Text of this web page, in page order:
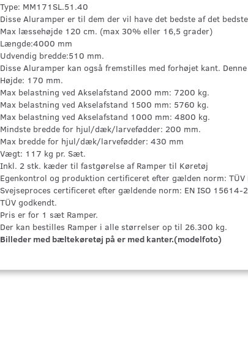
Type: MM171SL.51.40
Disse Aluramper er til dem der vil have det bedste af det
Max læssehøjde 120 cm. (max 30% eller 16,5 grader)
Længde:4000 mm
Udvendig bredde:510 mm.
Disse Aluramper kan også fremstilles med forhøjet kant.
Højde: 170 mm.
Max belastning ved Akselafstand 2000 mm: 7200 kg.
Max belastning ved Akselafstand 1500 mm: 5760 kg.
Max belastning ved Akselafstand 1000 mm: 4800 kg.
Mindste bredde for hjul/dæk/larvefødder: 200 mm.
Max bredde for hjul/dæk/larvefødder: 430 mm
Vægt: 117 kg pr. Sæt.
Inkl. 2 stk. kæder til fastgørelse af Ramper til Køretøj
Egenkontrol og produktion certificeret efter gælden norm: TÜV
Svejseproces certificeret efter gældende norm: EN ISO 15614-
TÜV godkendt.
Pris er for 1 sæt Ramper.
Der kan bestilles Ramper i alle størrelser op til 26.300 kg.
Billeder med bæltekøretøj på er med kanter.(modelfoto)